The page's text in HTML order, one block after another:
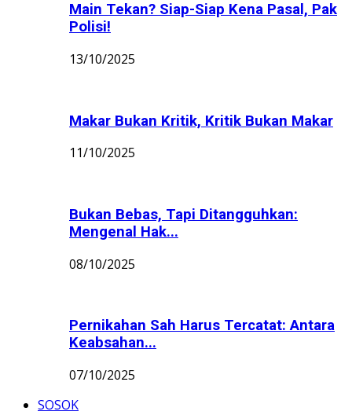
Main Tekan? Siap-Siap Kena Pasal, Pak
Polisi!
13/10/2025
Makar Bukan Kritik, Kritik Bukan Makar
11/10/2025
Bukan Bebas, Tapi Ditangguhkan:
Mengenal Hak...
08/10/2025
Pernikahan Sah Harus Tercatat: Antara
Keabsahan...
07/10/2025
SOSOK